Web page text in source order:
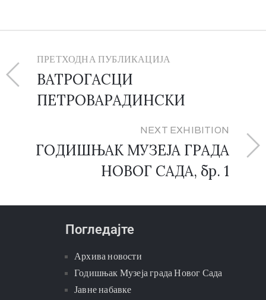
ПРЕТХОДНА ПУБЛИКАЦИЈА
ВАТРОГАСЦИ
ПЕТРОВАРАДИНСКИ
NEXT EXHIBITION
ГОДИШЊАК МУЗЕЈА ГРАДА
НОВОГ САДА, бр. 1
Погледајте
Архива новости
Годишњак Музеја града Новог Сада
Јавне набавке